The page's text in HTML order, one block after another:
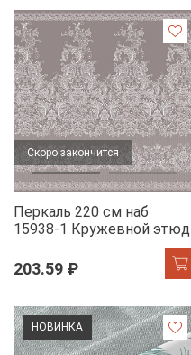
Скоро закончится
Перкаль 220 см наб
15938-1 Кружевной этюд
203.59 ₽
НОВИНКА